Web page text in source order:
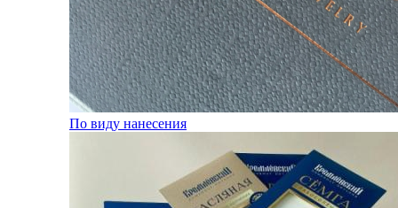
По виду нанесения